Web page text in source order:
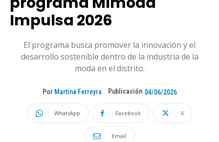
Impulsa 2026
El programa busca promover la innovación y el
desarrollo sostenible dentro de la industria de la
moda en el distrito.
Por Martina Ferreyra Publicación 04/06/2026
WhatsApp Facebook X
Email